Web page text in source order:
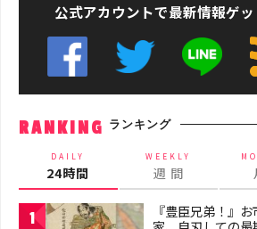
公式アカウントで最新情報ゲッ
RANKING ランキング
DAILY
24時間
WEEKLY
週 間
1
『豊臣兄弟！』